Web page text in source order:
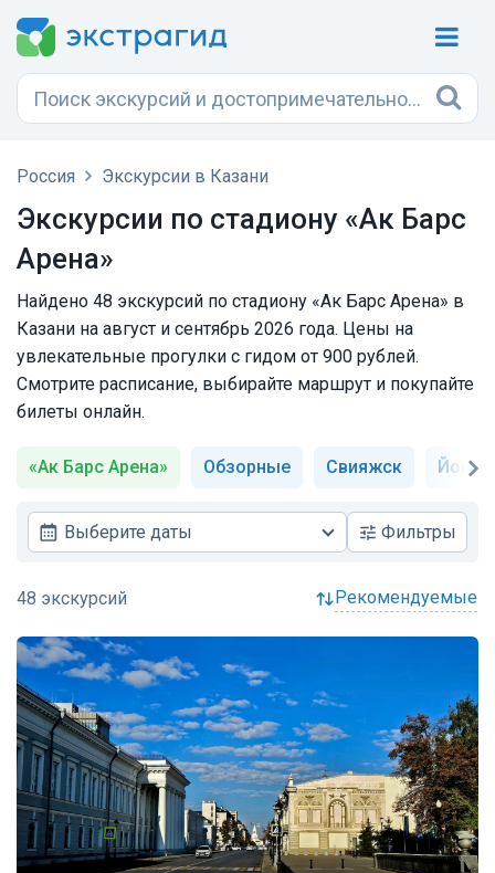
Россия Экскурсии в Казани
Экскурсии по стадиону «Ак Барс
Арена»
Найдено 48 экскурсий по стадиону «Ак Барс Арена» в
Казани на август и сентябрь 2026 года. Цены на
увлекательные прогулки с гидом от 900 рублей.
Смотрите расписание, выбирайте маршрут и покупайте
билеты онлайн.
«Ак Барс Арена» Обзорные Свияжск
Выберите даты Фильтры
рекомендуемые